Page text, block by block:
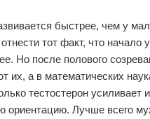
быстрее, чем у
тот факт, что начало
Но после полового
их, а в математических
тестостерон усиливает
ориентацию. Лучше всего